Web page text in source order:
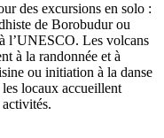
des excursions en solo :
de Borobudur ou
l’UNESCO. Les volcans
à la randonnée et à
ou initiation à la danse
locaux accueillent